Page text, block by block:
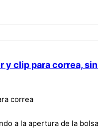
clip para correa,
correa
a la apertura de la